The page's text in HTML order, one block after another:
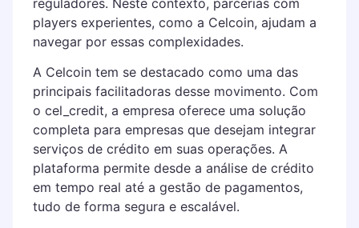
players experientes, como a Celcoin, ajudam a
navegar por essas complexidades.
A Celcoin tem se destacado como uma das
principais facilitadoras desse movimento. Com
o cel_credit, a empresa oferece uma solução
completa para empresas que desejam integrar
serviços de crédito em suas operações. A
plataforma permite desde a análise de crédito
em tempo real até a gestão de pagamentos,
tudo de forma segura e escalável.